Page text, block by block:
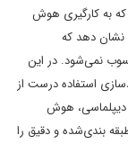
به کارگیری هوش
نشان دهد که
نمی‌شود. در این
استفاده درست از
دیپلماسی، هوش
بندی‌شده و دقیق را